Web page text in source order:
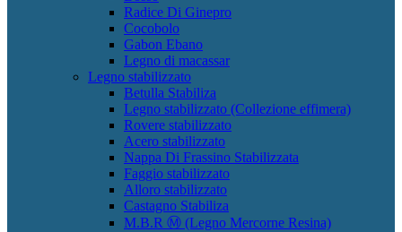
Radice Di Ginepro
Cocobolo
Gabon Ebano
Legno di macassar
Legno stabilizzato
Betulla Stabiliza
Legno stabilizzato (Collezione effimera)
Rovere stabilizzato
Acero stabilizzato
Nappa Di Frassino Stabilizzata
Faggio stabilizzato
Alloro stabilizzato
Castagno Stabiliza
M.B.R Ⓜ (Legno Mercorne Resina)